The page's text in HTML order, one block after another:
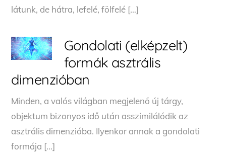
látunk, de hátra, lefelé, fölfelé […]
Gondolati (elképzelt)
formák asztrális
dimenzióban
Minden, a valós világban megjelenő új tárgy,
objektum bizonyos idő után asszimilálódik az
asztrális dimenzióba. Ilyenkor annak a gondolati
formája […]